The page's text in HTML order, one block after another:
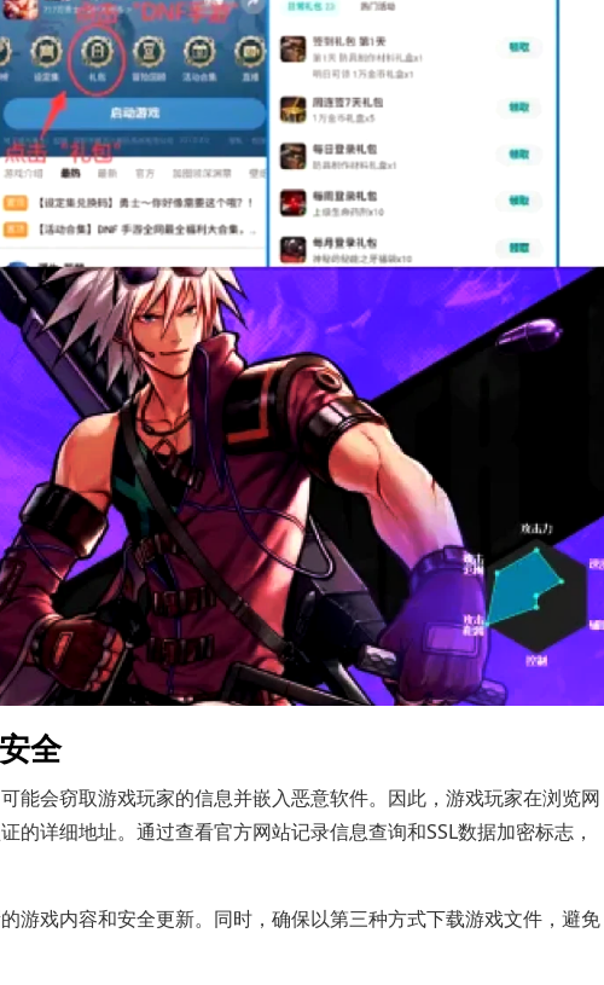
全
能会窃取游戏玩家的信息并嵌入恶意软件。因此，游戏玩家在浏览网
的详细地址。通过查看官方网站记录信息查询和SSL数据加密标志，
游戏内容和安全更新。同时，确保以第三种方式下载游戏文件，避免